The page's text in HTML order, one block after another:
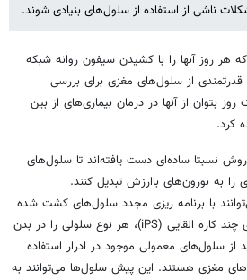
ناشی از استفاده از سلول‌های بنیادی شوند.
هر روز آنها را با کشیدن سیفون روانه شبکه
قدرتمندی از سلول‌های مغزی برای بررسی
بتوان از آنها در درمان بیماری‌های از بین
کرد.
نسبتا ساده‌ای دست یافته‌اند تا سلول‌های
به نورون‌های باارزش تبدیل کنند.
با برنامه ریزی مجدد سلول‌های کشت شده
پوست و مو در سلول‌های بنیادی چند کاره القایی (iPS)، هر نوع سلولی را در بدن
از سلول‌های معمولی موجود در ادرار استفاده
مغزی هستند. این پیش سلول‌ها می‌توانند به